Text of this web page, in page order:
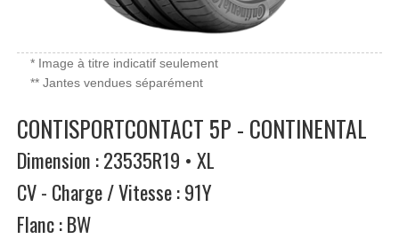
* Image à titre indicatif seulement
** Jantes vendues séparément
CONTISPORTCONTACT 5P - CONTINENTAL
Dimension : 23535R19 • XL
CV - Charge / Vitesse : 91Y
Flanc : BW